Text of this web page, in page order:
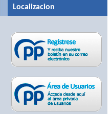
Localizacion